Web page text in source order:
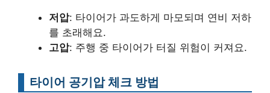
저압: 타이어가 과도하게 마모되며 연비 저하
를 초래해요.
고압: 주행 중 타이어가 터질 위험이 커져요.
타이어 공기압 체크 방법